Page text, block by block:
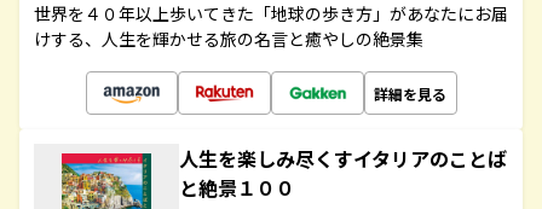
世界を４０年以上歩いてきた「地球の歩き方」があなたにお届
けする、人生を輝かせる旅の名言と癒やしの絶景集
詳細を見る
人生を楽しみ尽くすイタリアのことば
と絶景１００